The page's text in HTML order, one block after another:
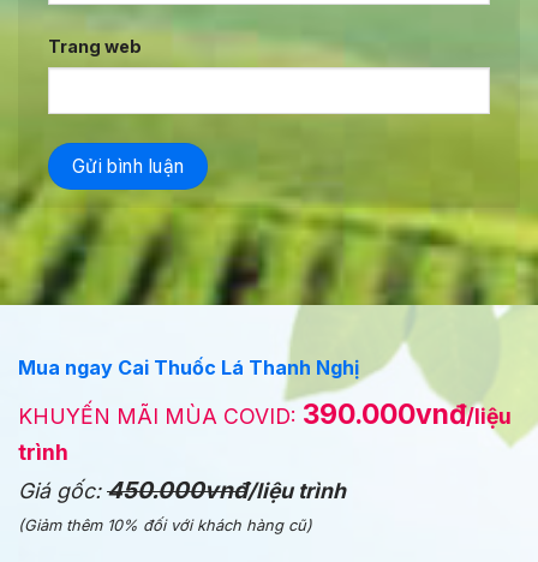
Trang web
Mua ngay Cai Thuốc Lá Thanh Nghị
KHUYẾN MÃI MÙA COVID: 390.000vnđ/liệu
trình
Giá gốc:450.000vnđ/liệu trình
(Giảm thêm 10% đối với khách hàng cũ)